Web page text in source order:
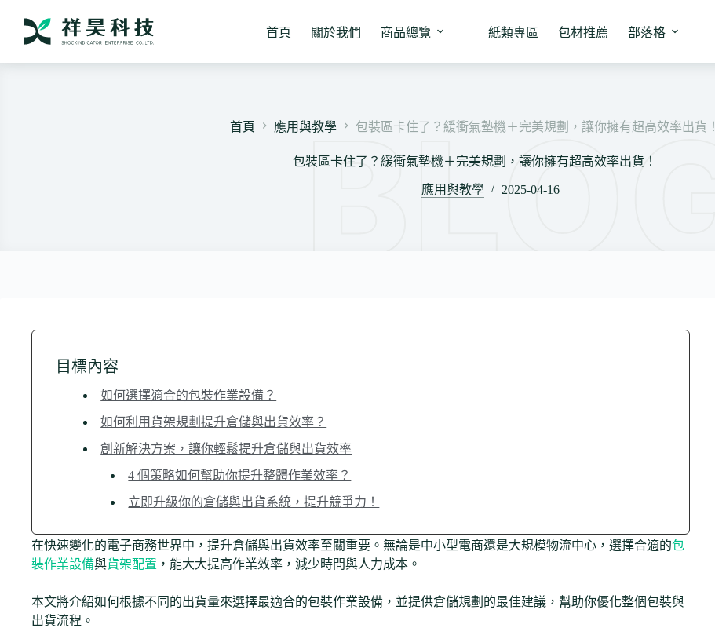
要
首頁 關於我們 商品總覽 紙類專區 包材推薦 部落格
首頁 應用與教學 包裝區卡住了？緩衝氣墊機＋完美規劃，讓你擁有超高效率出貨！
包裝區卡住了？緩衝氣墊機＋完美規劃，讓你擁有超高效率出貨！
應用與教學 2025-04-16
目標內容
如何選擇適合的包裝作業設備？
如何利用貨架規劃提升倉儲與出貨效率？
創新解決方案，讓你輕鬆提升倉儲與出貨效率
4 個策略如何幫助你提升整體作業效率？
立即升級你的倉儲與出貨系統，提升競爭力！
在快速變化的電子商務世界中，提升倉儲與出貨效率至關重要。無論是中小型電商還是大規模物流中心，選擇合適的包
裝作業設備與貨架配置 ，能大大提高作業效率，減少時間與人力成本。
本文將介紹如何根據不同的出貨量來選擇最適合的包裝作業設備，並提供倉儲規劃的最佳建議，幫助你優化整個包裝與
出貨流程。